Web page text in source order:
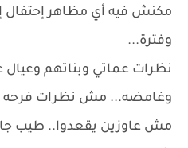
مكنش فيه أي مظاهر إحتفال
وفترة...
نظرات عماتي وبناتهم وعيال
وغامضه... مش نظرات فرحه
مش عاوزين يقعدوا.. طيب